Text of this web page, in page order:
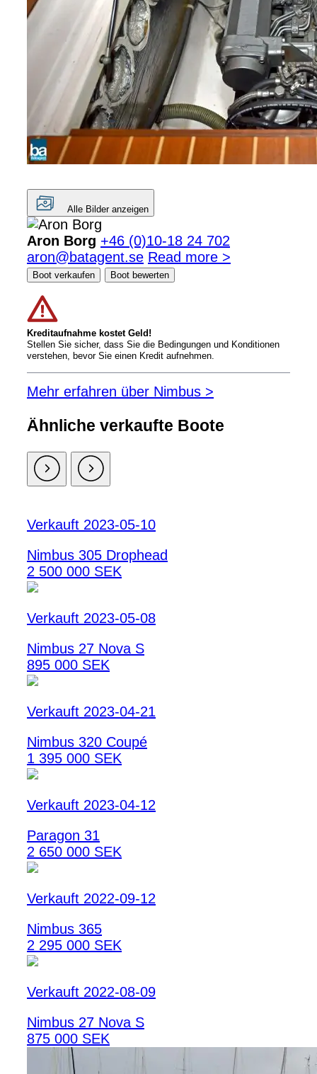
Alle Bilder anzeigen
Aron Borg +46 (0)10-18 24 702
aron@batagent.se Read more >
Boot verkaufen Boot bewerten
Kreditaufnahme kostet Geld!
Stellen Sie sicher, dass Sie die Bedingungen und Konditionen
verstehen, bevor Sie einen Kredit aufnehmen.
Mehr erfahren über Nimbus >
Ähnliche verkaufte Boote
Verkauft 2023-05-10
Nimbus 305 Drophead
2 500 000 SEK
Verkauft 2023-05-08
Nimbus 27 Nova S
895 000 SEK
Verkauft 2023-04-21
Nimbus 320 Coupé
1 395 000 SEK
Verkauft 2023-04-12
Paragon 31
2 650 000 SEK
Verkauft 2022-09-12
Nimbus 365
2 295 000 SEK
Verkauft 2022-08-09
Nimbus 27 Nova S
875 000 SEK